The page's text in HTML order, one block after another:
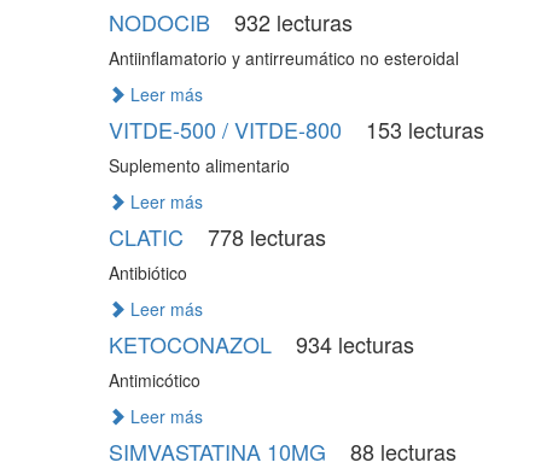
NODOCIB 932 lecturas
Antiinflamatorio y antirreumático no esteroidal
Leer más
VITDE-500 / VITDE-800 153 lecturas
Suplemento alimentario
Leer más
CLATIC 778 lecturas
Antibiótico
Leer más
KETOCONAZOL 934 lecturas
Antimicótico
Leer más
SIMVASTATINA 10MG 88 lecturas